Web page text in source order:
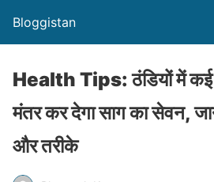
Bloggistan
Health Tips: ठंडियों में कई
मंतर कर देगा साग का सेवन,
और तरीके